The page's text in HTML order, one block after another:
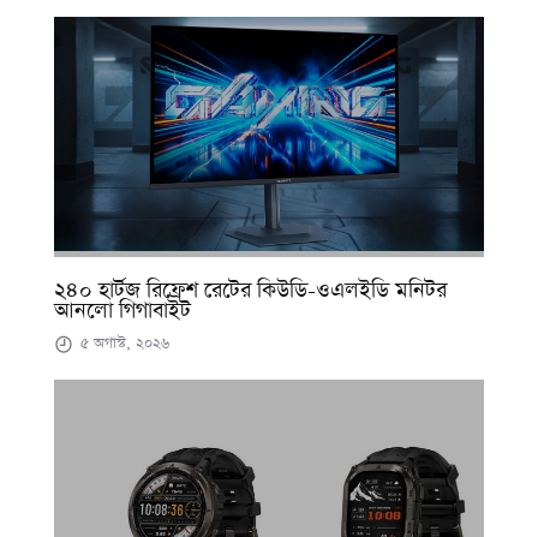
২৪০ হার্টজ রিফ্রেশ রেটের কিউডি-ওএলইডি মনিটর
আনলো গিগাবাইট
৫ অগাস্ট, ২০২৬